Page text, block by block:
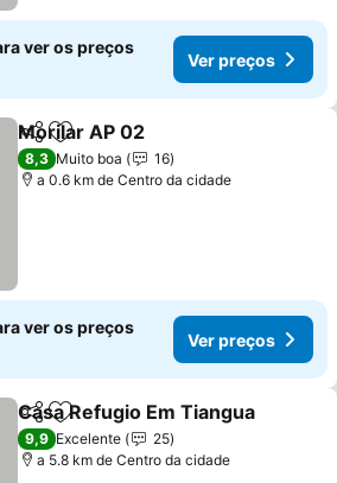
ver os preços
Ver preços
PartilharAdicionar aos favoritos
Morilar AP 02
8,3 Muito boa
16
a 0.6 km de Centro da cidade
ver os preços
Ver preços
PartilharAdicionar aos favoritos
Casa Refugio Em Tiangua
9,9 Excelente
25
a 5.8 km de Centro da cidade